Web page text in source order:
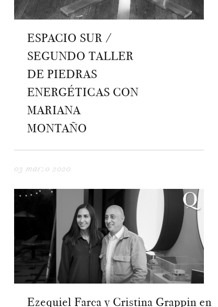
ESPACIO SUR /
SEGUNDO TALLER
DE PIEDRAS
ENERGÉTICAS CON
MARIANA
MONTAÑO
03 marzo 2020
Ezequiel Farca y Cristina Grappin en